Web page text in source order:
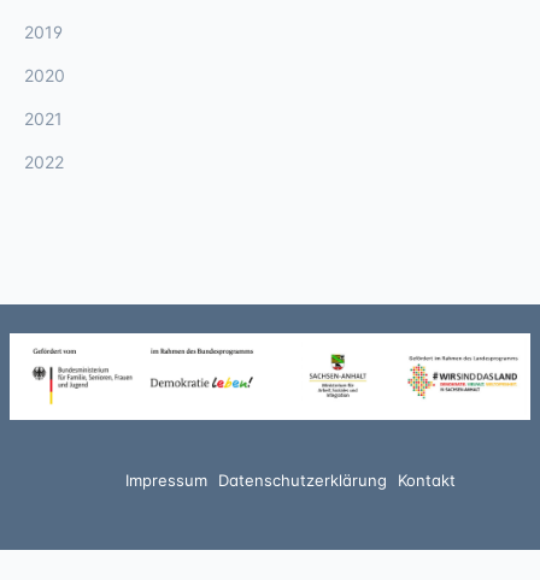
2019
2020
2021
2022
Impressum Datenschutzerklärung Kontakt